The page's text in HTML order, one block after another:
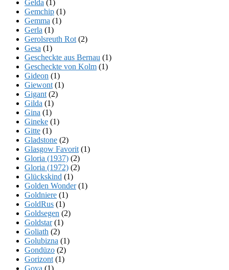
Gelda (1)
Gemchip (1)
Gemma (1)
Gerla (1)
Gerolsreuth Rot (2)
Gesa (1)
Gescheckte aus Bernau (1)
Gescheckte von Kolm (1)
Gideon (1)
Giewont (1)
Gigant (2)
Gilda (1)
Gina (1)
Gineke (1)
Gitte (1)
Gladstone (2)
Glasgow Favorit (1)
Gloria (1937) (2)
Gloria (1972) (2)
Glückskind (1)
Golden Wonder(1)
Goldniere (1)
GoldRus (1)
Goldsegen (2)
Goldstar(1)
Goliath (2)
Golubizna (1)
Gondüzo (2)
Gorizont (1)
Goya (1)